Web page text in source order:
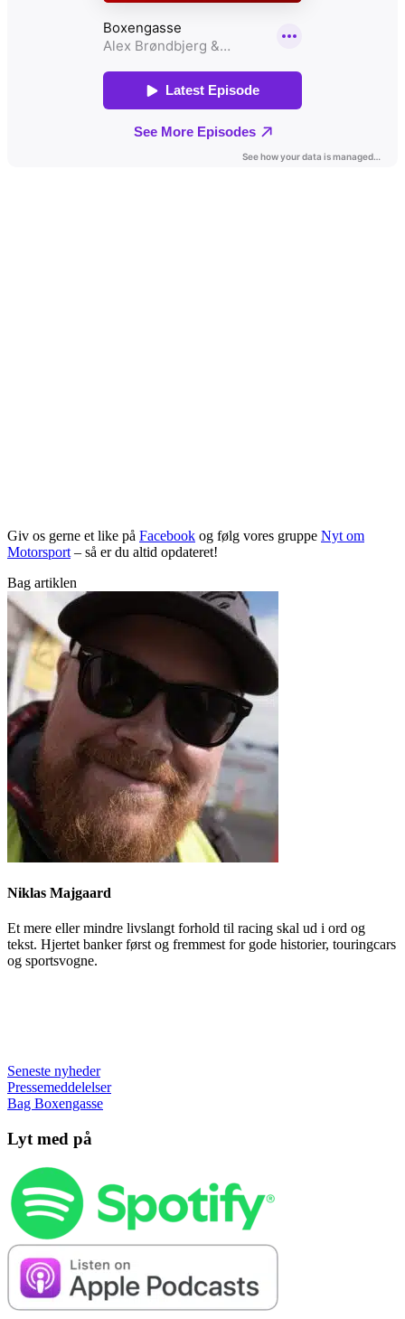
Giv os gerne et like på Facebook og følg vores gruppe Nyt om
Motorsport – så er du altid opdateret!
Bag artiklen
Niklas Majgaard
Et mere eller mindre livslangt forhold til racing skal ud i ord og
tekst. Hjertet banker først og fremmest for gode historier, touringcars
og sportsvogne.
Seneste nyheder
Pressemeddelelser
Bag Boxengasse
Lyt med på